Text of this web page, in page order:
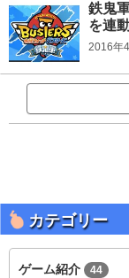
鉄鬼
を連
2016年
カテゴリー
ゲーム紹介 44